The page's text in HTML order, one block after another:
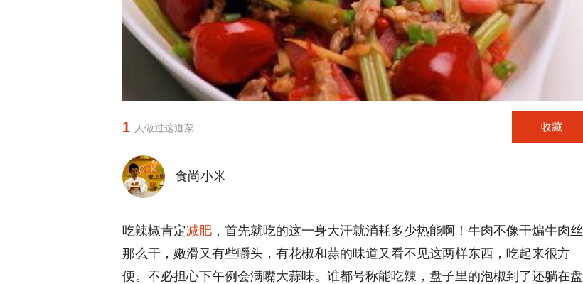
1 人做过这道菜 收藏
食尚小米
吃辣椒肯定减肥 ，首先就吃的这一身大汗就消耗多少热能啊！牛肉不像干煸牛肉丝
那么干，嫩滑又有些嚼头，有花椒和蒜的味道又看不见这两样东西，吃起来很方
便。不必担心下午例会满嘴大蒜味。谁都号称能吃辣，盘子里的泡椒到了还躺在盘